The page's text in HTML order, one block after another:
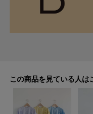
この商品を見ている人